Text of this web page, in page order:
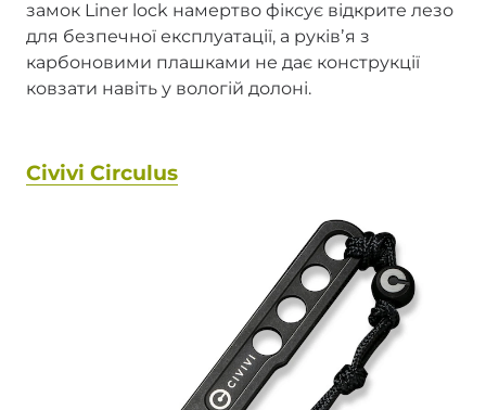
замок Liner lock намертво фіксує відкрите лезо
для безпечної експлуатації, а руківʼя з
карбоновими плашками не дає конструкції
ковзати навіть у вологій долоні.
Civivi Circulus